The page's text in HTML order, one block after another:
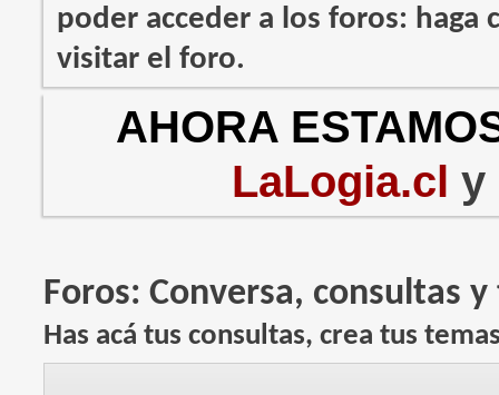
poder acceder a los foros: haga
visitar el foro.
AHORA
LaLogia.cl y
Foros:Conversa, consultas
Has acá tus consultas, crea tus